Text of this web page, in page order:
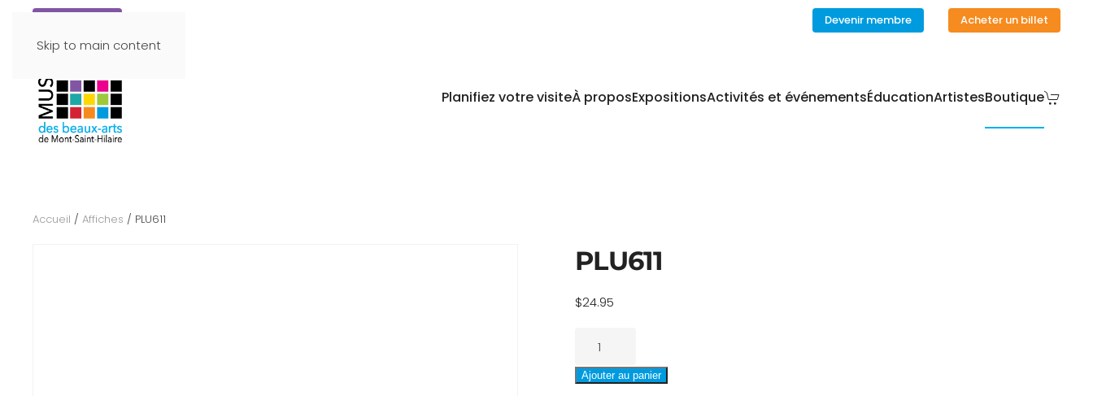
Skip to main content
Devenir membre Acheter un billet
Planifiez votre visiteÀ proposExpositionsActivités et événementsÉducationArtistesBoutique
Accueil / Affiches / PLU611
PLU611
$24.95
PLU611
Ajouter au panier